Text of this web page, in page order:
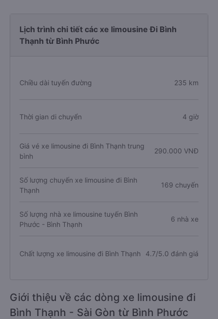
Lịch trình chi tiết các xe limousine Đi Bình
Thạnh từ Bình Phước
Chiều dài tuyến đường 235 km
Thời gian di chuyển 4 giờ
Giá vé xe limousine đi Bình Thạnh trung
bình
290.000 VNĐ
Số lượng chuyến xe limousine đi Bình
Thạnh
169 chuyến
Số lượng nhà xe limousine tuyến Bình
Phước - Bình Thạnh
6 nhà xe
Chất lượng xe limousine đi Bình Thạnh 4.7/5.0 đánh giá
Giới thiệu về các dòng xe limousine đi
Bình Thạnh - Sài Gòn từ Bình Phước